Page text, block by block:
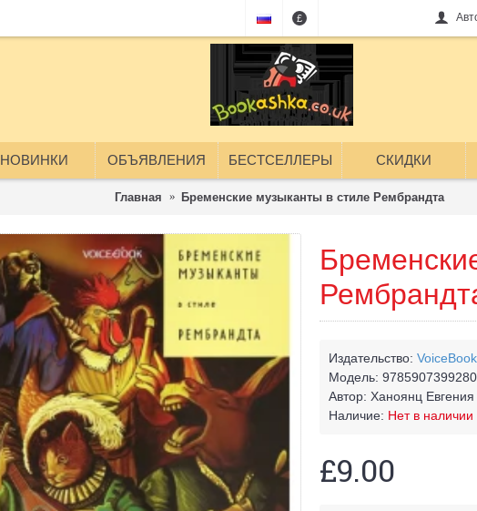
£
НОВИНКИ ОБЪЯВЛЕНИЯ БЕСТСЕЛЛЕРЫ СКИДКИ
Главная Бременские музыканты в стиле Рембрандта
Издательство: VoiceBook
Модель: 9785907399280
Автор: Ханоянц Евгения
Наличие: Нет в наличии
£9.00